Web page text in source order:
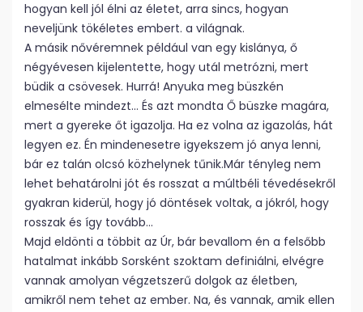
hogyan kell jól élni az életet, arra sincs, hogyan
neveljünk tökéletes embert. a világnak.
A másik nővéremnek például van egy kislánya, ő
négyévesen kijelentette, hogy utál metrózni, mert
büdik a csövesek. Hurrá! Anyuka meg büszkén
elmesélte mindezt… És azt mondta Ő büszke magára,
mert a gyereke őt igazolja. Ha ez volna az igazolás, hát
legyen ez. Én mindenesetre igyekszem jó anya lenni,
bár ez talán olcsó közhelynek tűnik.Már tényleg nem
lehet behatárolni jót és rosszat a múltbéli tévedésekről
gyakran kiderül, hogy jó döntések voltak, a jókról, hogy
rosszak és így tovább…
Majd eldönti a többit az Úr, bár bevallom én a felsőbb
hatalmat inkább Sorsként szoktam definiálni, elvégre
vannak amolyan végzetszerű dolgok az életben,
amikről nem tehet az ember. Na, és vannak, amik ellen